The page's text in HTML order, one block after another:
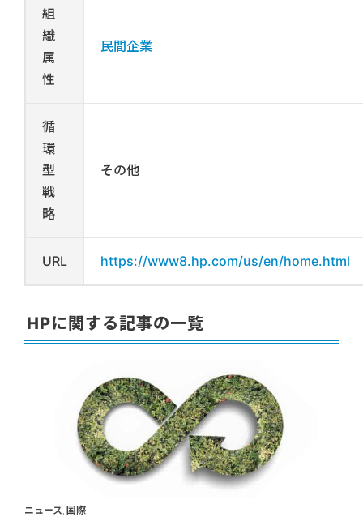
組
織
属
性
民間企業
循
環
型
戦
略
その他
URL https://www8.hp.com/us/en/home.html
HPに関する記事の一覧
ニュース, 国際